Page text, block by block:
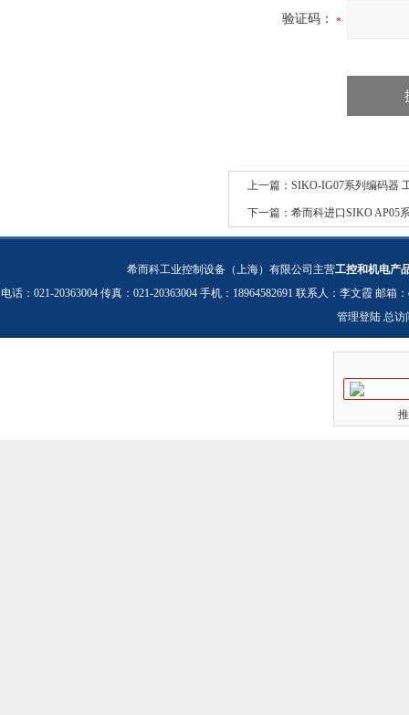
验证码：
上一篇： SIKO-IG07系列编码器
下一篇： 希而科进口SIKO AP05
希而科工业控制设备（上海）有限公司主营工控和机电产
电话：021-20363004 传真：021-20363004 手机：18964582691 联系人：李文霞 邮箱：
管理登陆 总访